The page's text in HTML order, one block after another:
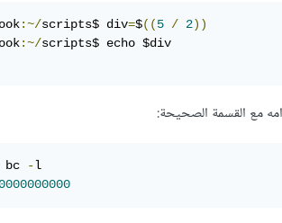
:~/scripts$ div=$((5 / 2))
:~/
مع القسمة الصحيحة:
bc -